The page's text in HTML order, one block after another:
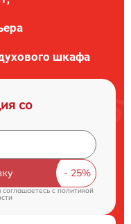
шкафа
со
соглашаетесь cполитикой